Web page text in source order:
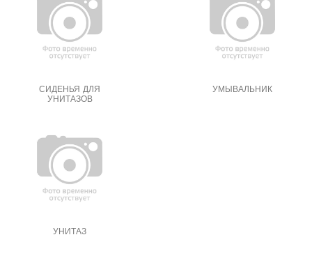
СИДЕНЬЯ ДЛЯ
УНИТАЗОВ
УМЫВАЛЬНИК
УНИТАЗ